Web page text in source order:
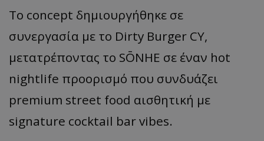
Το concept δημιουργήθηκε σε
συνεργασία με το Dirty Burger CY,
μετατρέποντας το SŌNHE σε έναν hot
nightlife προορισμό που συνδυάζει
premium street food αισθητική με
signature cocktail bar vibes.